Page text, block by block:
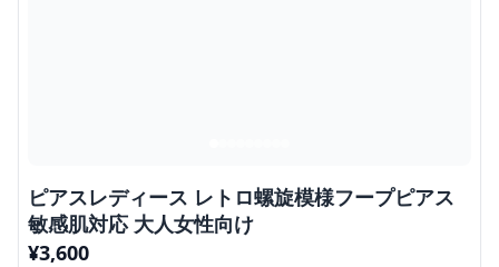
ピアスレディース レトロ螺旋模様フープピアス
敏感肌対応 大人女性向け
¥3,600